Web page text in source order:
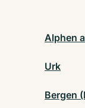
Alphen
Urk
Bergen